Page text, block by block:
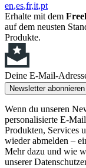
en es fr it pt
Erhalte mit dem
auf dem neusten
Produkte.
Deine E-Mail-
Newsletter abonnieren
Wenn du unseren
personalisierte E-
Produkten, Services
wieder abmelden –
Mehr dazu und wie
unserer